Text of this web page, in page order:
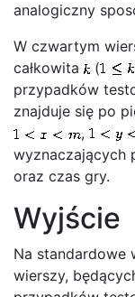
analogiczny
W czwartym
całkowita
(
przypadków
znajduje się po
,
wyznaczających
oraz czas gry.
Wyjście
Na standardowe
wierszy,